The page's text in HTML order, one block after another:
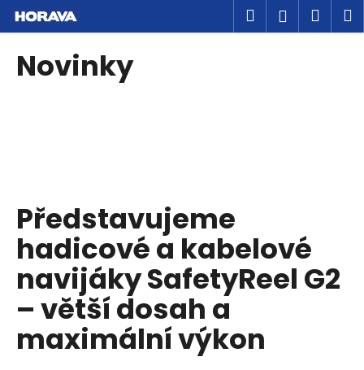
obsah
Hledat
Novinky
Představujeme
hadicové a kabelové
navijáky SafetyReel G2
– větší dosah a
maximální výkon
o
e
b
u
j
e
e